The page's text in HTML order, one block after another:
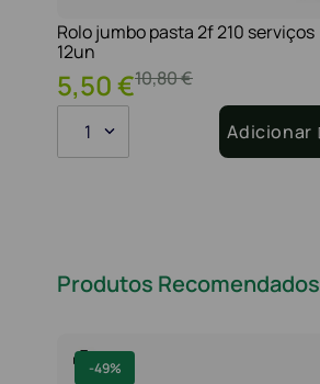
Rolo jumbo pasta 2f 210 serviços
12un
10,80€
5,50€
1 Adicionar
Produtos Recomendados
-49%